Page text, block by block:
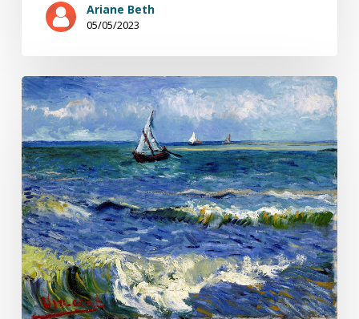
Ariane Beth
05/05/2023
Gai
savoir
(14/20)
Aux
prédicateurs
de
morale